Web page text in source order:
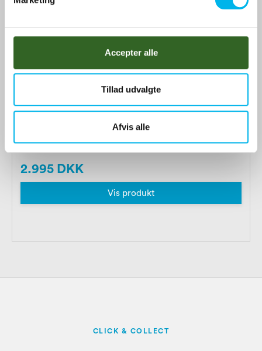
Accepter alle
Tillad udvalgte
Afvis alle
Hjulkapsler 17" Peugeot
2.995 DKK
Vis produkt
CLICK & COLLECT